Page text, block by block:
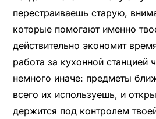
перестраиваешь старую,
которые помогают именно
действительно экономит
работа за кухонной станцией
немного иначе: предметы
всего их используешь, и
держится под контролем